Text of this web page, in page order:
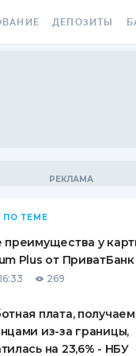
ВИНЬЕТКА
СОТРУДНИКОВ
ОТ
СЛУЧАЕВ
ДЕПОЗИТЫ
ВОПРОСЫ И
ПУТЕВОДИТЕЛИ
ПО ТЕМЕ
преимущества у
Plus от ПриватБанк
269
плата,
из-за границы,
на 23,6% - НБУ